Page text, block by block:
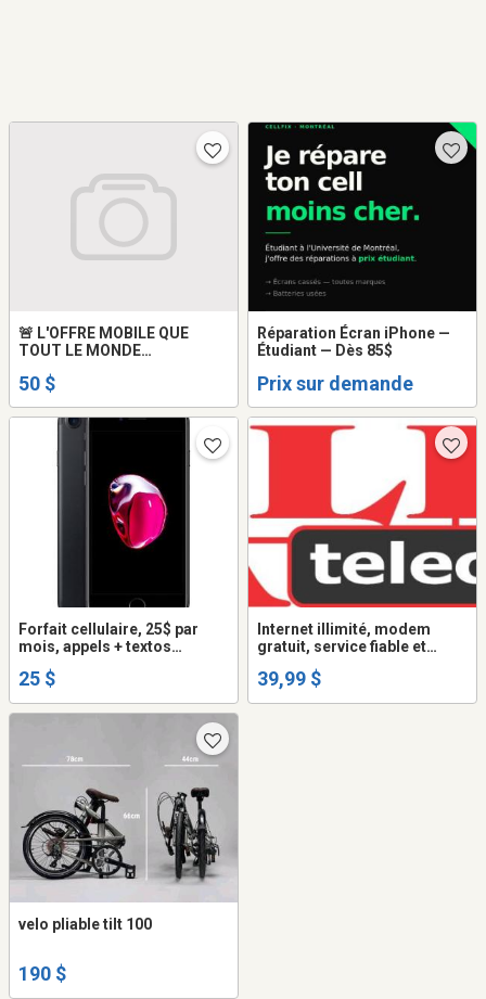
🚨 L'OFFRE MOBILE QUE
TOUT LE MONDE
50 $
Réparation Écran iPhone —
Étudiant — Dès 85$
Prix sur demande
Forfait cellulaire, 25$ par
mois, appels + textos
25 $
Internet illimité, modem
gratuit, service fiable et
39,99 $
velo pliable tilt 100
190 $